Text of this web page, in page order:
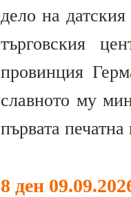
дело на
търговския
провинция
славното му
първата
8 ден